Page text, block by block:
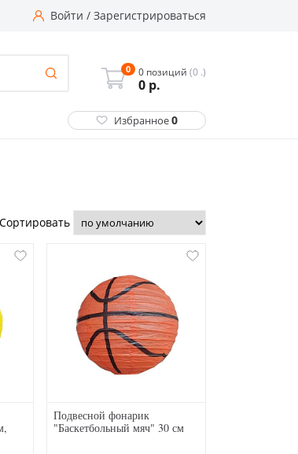
Войти / Зарегистрироваться
0 0 позиций (0 .)
0 р.
Избранное0
Сортировать
Подвесной фонарик
"Баскетбольный мяч" 30 см